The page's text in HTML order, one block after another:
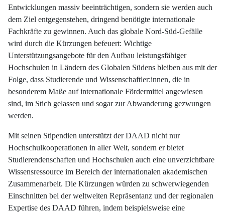
Entwicklungen massiv beeinträchtigen, sondern sie werden auch
dem Ziel entgegenstehen, dringend benötigte internationale
Fachkräfte zu gewinnen. Auch das globale Nord-Süd-Gefälle
wird durch die Kürzungen befeuert: Wichtige
Unterstützungsangebote für den Aufbau leistungsfähiger
Hochschulen in Ländern des Globalen Südens bleiben aus mit der
Folge, dass Studierende und Wissenschaftler:innen, die in
besonderem Maße auf internationale Fördermittel angewiesen
sind, im Stich gelassen und sogar zur Abwanderung gezwungen
werden.
Mit seinen Stipendien unterstützt der DAAD nicht nur
Hochschulkooperationen in aller Welt, sondern er bietet
Studierendenschaften und Hochschulen auch eine unverzichtbare
Wissensressource im Bereich der internationalen akademischen
Zusammenarbeit. Die Kürzungen würden zu schwerwiegenden
Einschnitten bei der weltweiten Repräsentanz und der regionalen
Expertise des DAAD führen, indem beispielsweise eine